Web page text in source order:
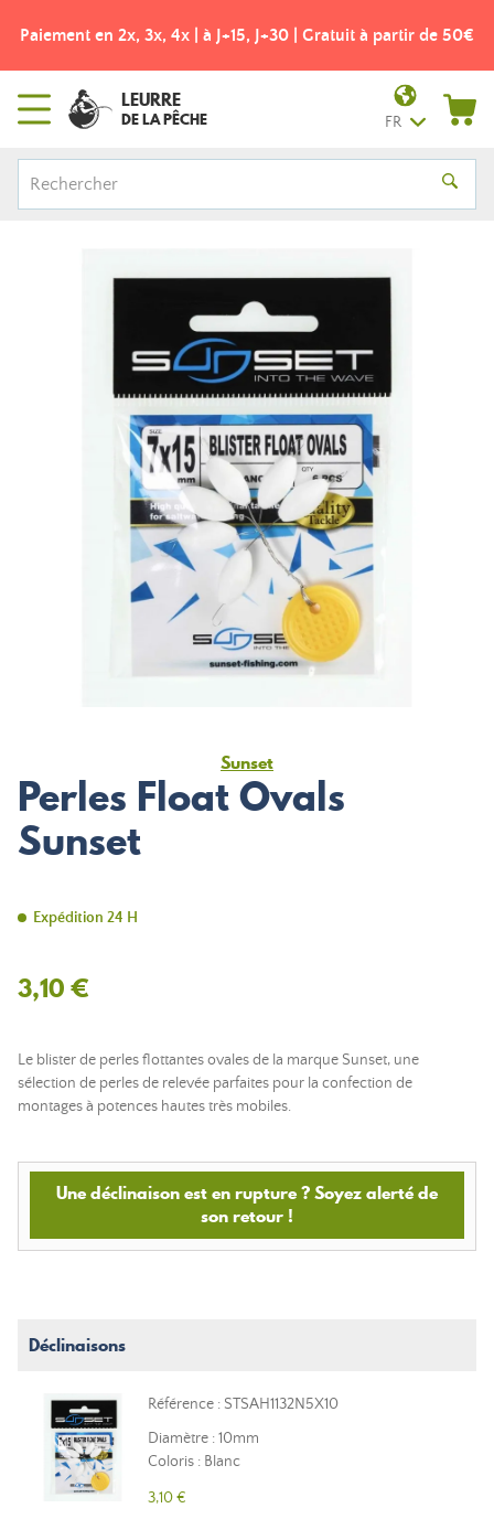
Paiement en 2x, 3x, 4x | à J+15, J+30 | Gratuit à partir de 50€
LEURRE
DE LA PÊCHE FR
Sunset
Perles Float Ovals
Sunset
Expédition 24 H
3,10 €
Le blister de perles flottantes ovales de la marque Sunset, une
sélection de perles de relevée parfaites pour la confection de
montages à potences hautes très mobiles.
Une déclinaison est en rupture ? Soyez alerté de
son retour !
Déclinaisons
Référence : STSAH1132N5X10
Diamètre : 10mm
Coloris : Blanc
3,10 €